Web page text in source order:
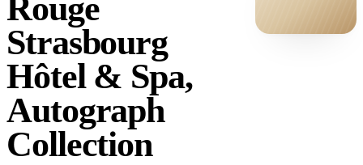
Rouge
Strasbourg
Hôtel & Spa,
Autograph
Collection